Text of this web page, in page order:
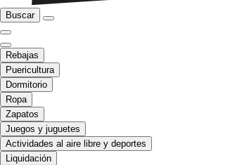
Buscar
Rebajas
Puericultura
Dormitorio
Ropa
Zapatos
Juegos y juguetes
Actividades al aire libre y deportes
Liquidación